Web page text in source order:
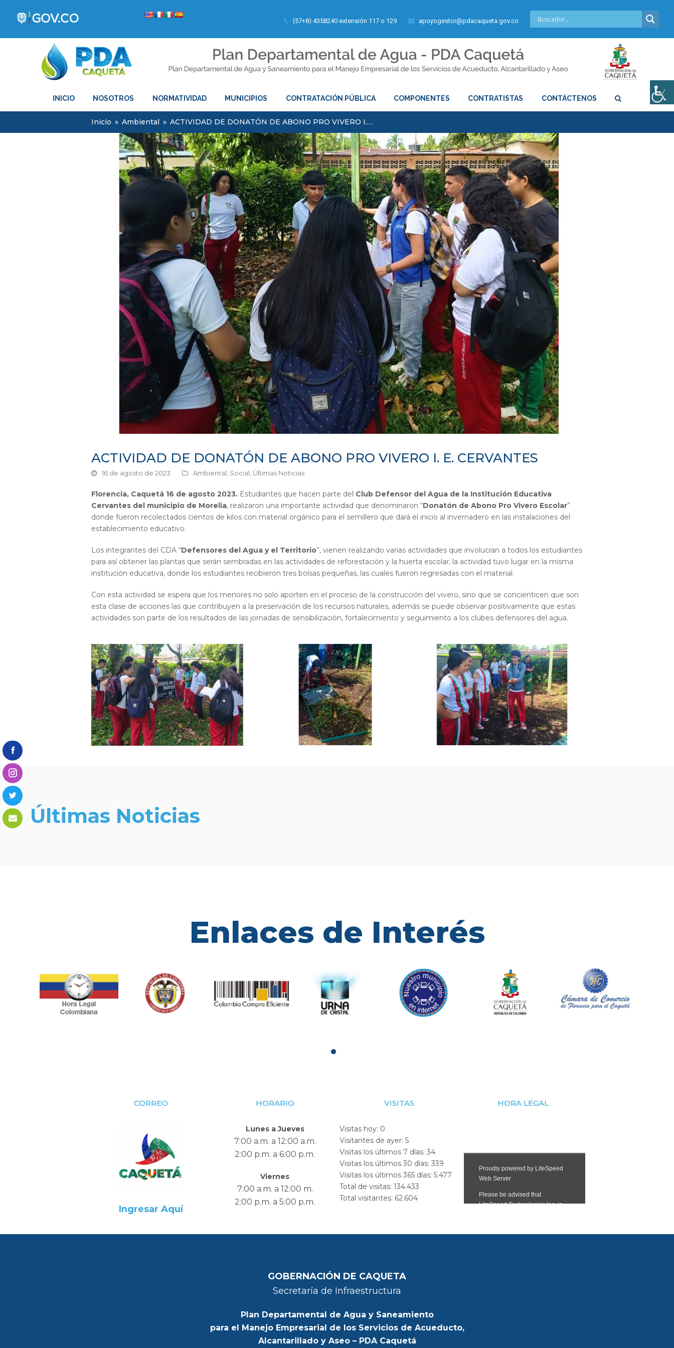
(57+8) 4358240 extensión 117 o 129 apoyogestor@pdacaqueta.gov.co
INICIO NOSOTROS NORMATIVIDAD MUNICIPIOS CONTRATACIÓN PÚBLICA COMPONENTES CONTRATISTAS CONTÁCTENOS
Inicio » Ambiental » ACTIVIDAD DE DONATÓN DE ABONO PRO VIVERO I.…
ACTIVIDAD DE DONATÓN DE ABONO PRO VIVERO I. E. CERVANTES
16 de agosto de 2023 Ambiental Social Últimas Noticias
Florencia, Caquetá 16 de agosto 2023. Estudiantes que hacen parte del Club Defensor del Agua de la Institución Educativa
Cervantes del municipio de Morelia, realizaron una importante actividad que denominaron “Donatón de Abono Pro Vivero Escolar”
donde fueron recolectados cientos de kilos con material orgánico para el semillero que dará el inicio al invernadero en las instalaciones del
establecimiento educativo.
Los integrantes del CDA “Defensores del Agua y el Territorio”, vienen realizando varias actividades que involucran a todos los estudiantes
para así obtener las plantas que serán sembradas en las actividades de reforestación y la huerta escolar; la actividad tuvo lugar en la misma
institución educativa, donde los estudiantes recibieron tres bolsas pequeñas, las cuales fueron regresadas con el material.
Con esta actividad se espera que los menores no solo aporten en el proceso de la construcción del vivero, sino que se concienticen que son
esta clase de acciones las que contribuyen a la preservación de los recursos naturales, además se puede observar positivamente que estas
actividades son parte de los resultados de las jornadas de sensibilización, fortalecimiento y seguimiento a los clubes defensores del agua.
Últimas Noticias
Enlaces de Interés
CORREO
Ingresar Aquí
HORARIO
Lunes a Jueves
7:00 a.m. a 12:00 a.m.
2:00 p.m. a 6:00 p.m.
Viernes
7:00 a.m. a 12:00 m.
2:00 p.m. a 5:00 p.m.
VISITAS
Visitas hoy: 0
Visitantes de ayer: 5
Visitas los últimos 7 días: 34
Visitas los últimos 30 días: 339
Visitas los últimos 365 días: 5.477
Total de visitas: 134.433
Total visitantes: 62.604
HORA LEGAL
GOBERNACIÓN DE CAQUETA
Secretaría de Infraestructura
Plan Departamental de Agua y Saneamiento
para el Manejo Empresarial de los Servicios de Acueducto,
Alcantarillado y Aseo – PDA Caquetá